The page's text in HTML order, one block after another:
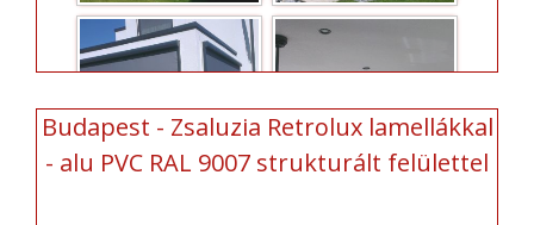
Budapest - Zsaluzia Retrolux lamellákkal
- alu PVC RAL 9007 strukturált felülettel